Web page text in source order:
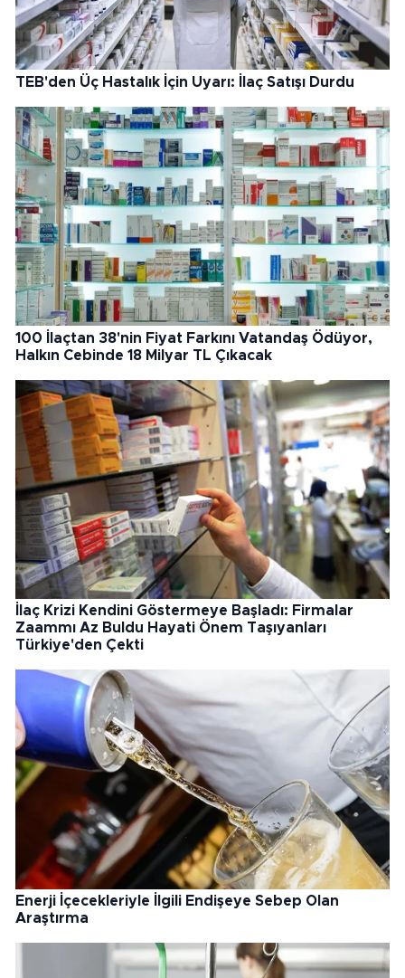
TEB'den Üç Hastalık İçin Uyarı: İlaç Satışı Durdu
100 İlaçtan 38'nin Fiyat Farkını Vatandaş Ödüyor,
Halkın Cebinde 18 Milyar TL Çıkacak
İlaç Krizi Kendini Göstermeye Başladı: Firmalar
Zaammı Az Buldu Hayati Önem Taşıyanları
Türkiye'den Çekti
Enerji İçecekleriyle İlgili Endişeye Sebep Olan
Araştırma